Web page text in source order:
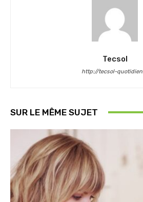
Tecsol
http://tecsol-
SUR LE MÊME SUJET